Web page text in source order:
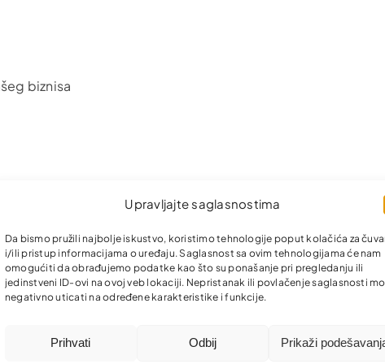
Upravljajte saglasnostima
Da bismo pružili najbolje iskustvo, koristimo tehnologije poput kolačića za
i/ili pristup informacijama o uređaju. Saglasnost sa ovim tehnologijama će nam
omogućiti da obrađujemo podatke kao što su ponašanje pri pregledanju ili
jedinstveni ID-ovi na ovoj veb lokaciji. Nepristanak ili povlačenje saglasnosti
negativno uticati na određene karakteristike i funkcije.
Prihvati Odbij Prikaži
biznisa
Kreditni kalkulator